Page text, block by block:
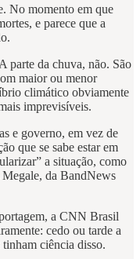
No momento em que
e parece que a
parte da chuva, não. São
maior ou menor
climático obviamente
imprevisíveis.
e governo, em vez de
que se sabe estar em
a situação, como
da BandNews
a CNN Brasil
cedo ou tarde a
ciência disso.